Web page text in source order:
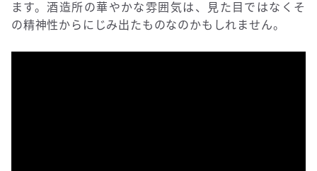
ます。酒造所の華やかな雰囲気は、見た目ではなくそ
の精神性からにじみ出たものなのかもしれません。